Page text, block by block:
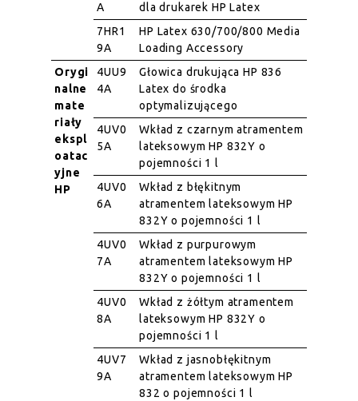
A
dla drukarek HP Latex
7HR1
9A
HP Latex 630/700/800 Media
Loading Accessory
Orygi
nalne
mate
riały
ekspl
oatac
yjne
HP
4UU9
4A
Głowica drukująca HP 836
Latex do środka
optymalizującego
4UV0
5A
Wkład z czarnym atramentem
lateksowym HP 832Y o
pojemności 1 l
4UV0
6A
Wkład z błękitnym
atramentem lateksowym HP
832Y o pojemności 1 l
4UV0
7A
Wkład z purpurowym
atramentem lateksowym HP
832Y o pojemności 1 l
4UV0
8A
Wkład z żółtym atramentem
lateksowym HP 832Y o
pojemności 1 l
4UV7
9A
Wkład z jasnobłękitnym
atramentem lateksowym HP
832 o pojemności 1 l